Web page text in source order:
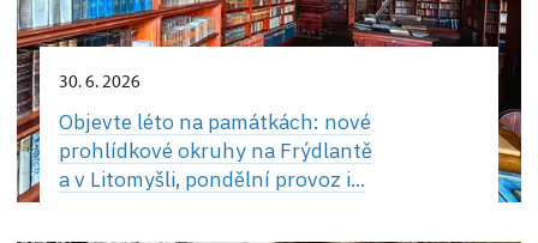
30. 6. 2026
Objevte léto na památkách: nové
prohlídkové okruhy na Frýdlantě
a v Litomyšli, pondělní provoz i...